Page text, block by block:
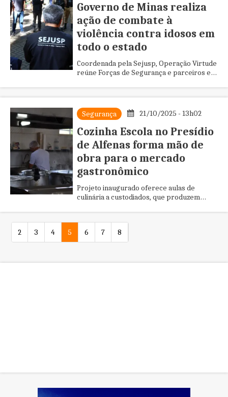
Governo de Minas realiza
ação de combate à
violência contra idosos em
todo o estado
Coordenada pela Sejusp, Operação Virtude
reúne Forças de Segurança e parceiros em
Segurança 21/10/2025 - 13h02
Cozinha Escola no Presídio
de Alfenas forma mão de
obra para o mercado
gastronômico
Projeto inaugurado oferece aulas de
culinária a custodiados, que produzem
2 3 4 5 6 7 8